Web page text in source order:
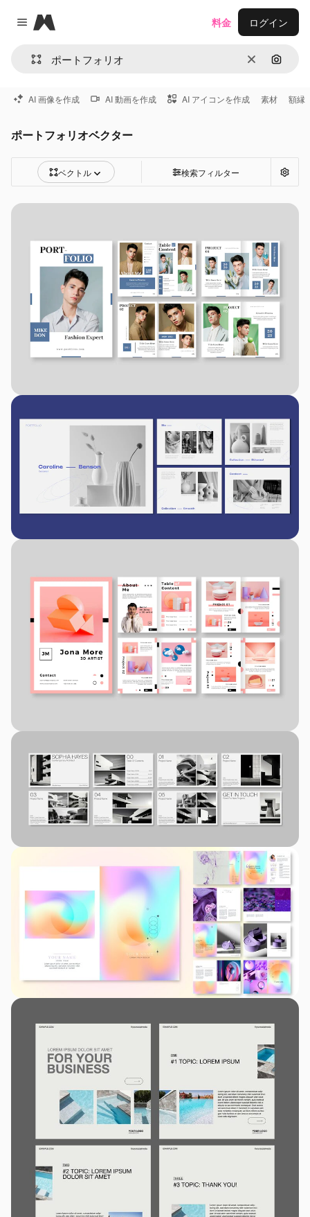
Close menu
Magnific
消去 画像で
料金 ログイン
AI 画像を作成 AI 動画を作成 AI アイコンを作成 素材 額縁
ポートフォリオベクター
ベクトル 検索フィルター